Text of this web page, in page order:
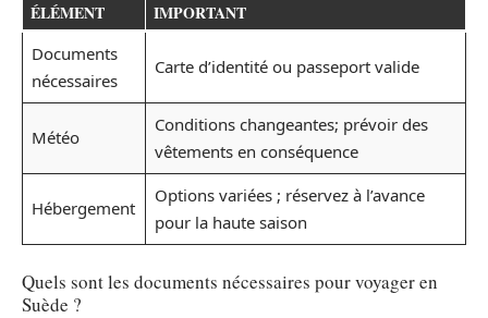
ÉLÉMENT IMPORTANT
Documents
nécessaires
Carte d’identité ou passeport valide
Météo
Conditions changeantes; prévoir des
vêtements en conséquence
Hébergement
Options variées ; réservez à l’avance
pour la haute saison
Quels sont les documents nécessaires pour voyager en
Suède ?